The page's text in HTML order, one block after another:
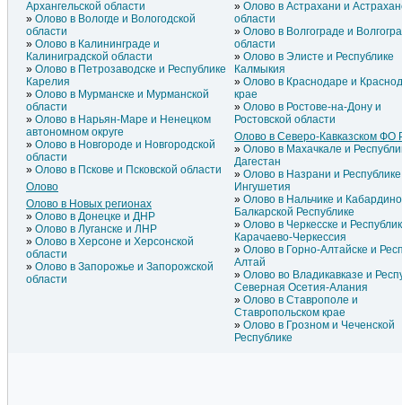
Архангельской области
Олово в Вологде и Вологодской
области
Олово в Калининграде и
Калиниградской области
Олово в Петрозаводске и Республике
Карелия
Олово в Мурманске и Мурманской
области
Олово в Нарьян-Маре и Ненецком
автономном округе
Олово в Новгороде и Новгородской
области
Олово в Пскове и Псковской области
Олово
Олово в Новых регионах
Олово в Донецке и ДНР
Олово в Луганске и ЛНР
Олово в Херсоне и Херсонской
области
Олово в Запорожье и Запорожской
области
Олово в Астрахани и
области
Олово в Волгограде и
области
Олово в Элисте и Республике
Калмыкия
Олово в Краснодаре и
крае
Олово в Ростове-на-Дону и
Ростовской области
Олово в Северо-Кавказском ФО
Олово в Махачкале и
Дагестан
Олово в Назрани и Республике
Ингушетия
Олово в Нальчике и
Балкарской Республике
Олово в Черкесске и
Карачаево-Черкессия
Олово в Горно-Алтайске и
Алтай
Олово во Владикавказе и
Северная Осетия-Алания
Олово в Ставрополе и
Ставропольском крае
Олово в Грозном и Чеченской
Республике